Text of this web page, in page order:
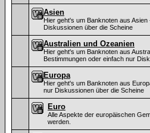
Asien
Hier geht's um Banknoten aus
Diskussionen über die Scheine
Australien und Ozeanien
Hier geht's um Banknoten aus
Bestimmungen oder einfach nur
Europa
Hier geht's um Banknoten aus
nur Diskussionen über die Scheine
Euro
Alle Aspekte der europäischen
werden.